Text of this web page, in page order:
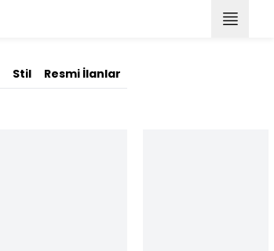
Stil Resmi İlanlar